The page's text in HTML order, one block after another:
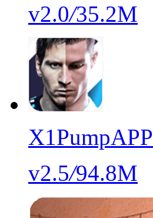
v2.0/35.2M
X1PumpAPP
v2.5/94.8M